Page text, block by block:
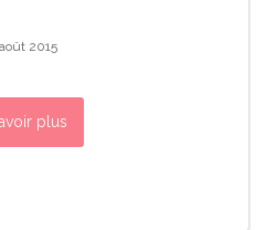
2015
plus